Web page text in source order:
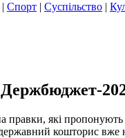
| Спорт | Суспільство |
правки, які
кошторис вже